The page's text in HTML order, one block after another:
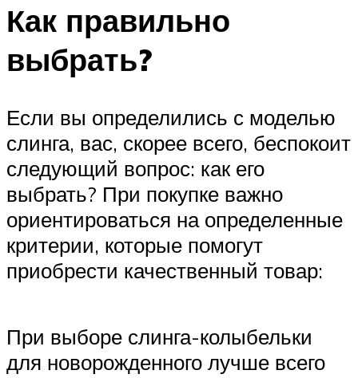
Как правильно
выбрать?
Если вы определились с моделью
слинга, вас, скорее всего, беспокоит
следующий вопрос: как его
выбрать? При покупке важно
ориентироваться на определенные
критерии, которые помогут
приобрести качественный товар:
При выборе слинга-колыбельки
для новорожденного лучше всего